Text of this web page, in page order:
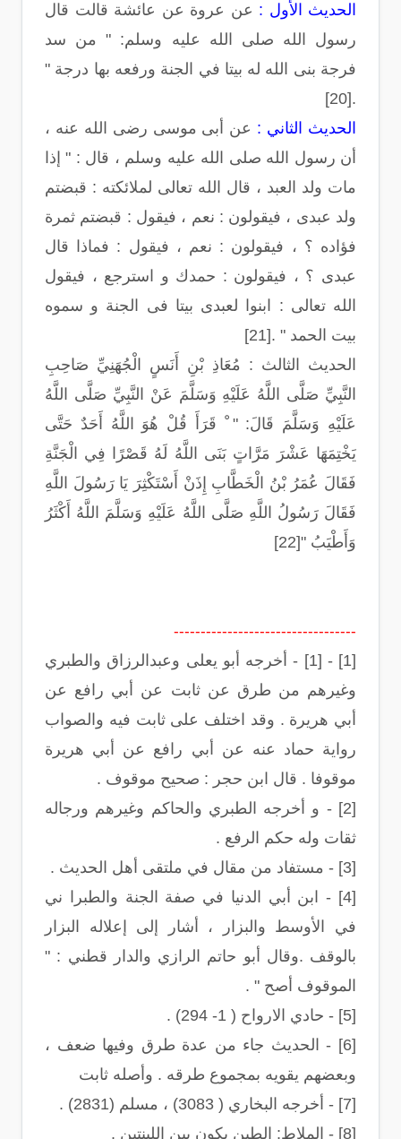
الحديث الأول : عن عروة عن عائشة قالت قال
رسول الله صلى الله عليه وسلم: " من سد
فرجة بنى الله له بيتا في الجنة ورفعه بها درجة "
.[20]
الحديث الثاني : عن أبى موسى رضى الله عنه ،
أن رسول الله صلى الله عليه وسلم ، قال : " إذا
مات ولد العبد ، قال الله تعالى لملائكته : قبضتم
ولد عبدى ، فيقولون : نعم ، فيقول : قبضتم ثمرة
فؤاده ؟ ، فيقولون : نعم ، فيقول : فماذا قال
عبدى ؟ ، فيقولون : حمدك و استرجع ، فيقول
الله تعالى : ابنوا لعبدى بيتا فى الجنة و سموه
بيت الحمد " .[21]
الحديث الثالث : مُعَاذِ بْنِ أَنَسٍ الْجُهَنِيِّ صَاحِبِ
النَّبِيِّ صَلَّى اللَّهُ عَلَيْهِ وَسَلَّمَ عَنْ النَّبِيِّ صَلَّى اللَّهُ
عَلَيْهِ وَسَلَّمَ قَالَ: " ْ قَرَأَ قُلْ هُوَ اللَّهُ أَحَدٌ حَتَّى
يَخْتِمَهَا عَشْرَ مَرَّاتٍ بَنَى اللَّهُ لَهُ قَصْرًا فِي الْجَنَّةِ
فَقَالَ عُمَرُ بْنُ الْخَطَّابِ إِذَنْ أَسْتَكْثِرَ يَا رَسُولَ اللَّهِ
فَقَالَ رَسُولُ اللَّهِ صَلَّى اللَّهُ عَلَيْهِ وَسَلَّمَ اللَّهُ أَكْثَرُ
وَأَطْيَبُ "[22]
----------------------------------
[1] - [1] - أخرجه أبو يعلى وعبدالرزاق والطبري
وغيرهم من طرق عن ثابت عن أبي رافع عن
أبي هريرة . وقد اختلف على ثابت فيه والصواب
رواية حماد عنه عن أبي رافع عن أبي هريرة
موقوفا . قال ابن حجر : صحيح موقوف .
[2] - و أخرجه الطبري والحاكم وغيرهم ورجاله
ثقات وله حكم الرفع .
[3] - مستفاد من مقال في ملتقى أهل الحديث .
[4] - ابن أبي الدنيا في صفة الجنة والطبرا ني
في الأوسط والبزار ، أشار إلى إعلاله البزار
بالوقف .وقال أبو حاتم الرازي والدار قطني : "
الموقوف أصح " .
[5] - حادي الارواح ( 1- 294) .
[6] - الحديث جاء من عدة طرق وفيها ضعف ،
وبعضهم يقويه بمجموع طرقه . وأصله ثابت
[7] - أخرجه البخاري ( 3083) ، مسلم (2831) .
[8] - الملاط: الطين يكون بين اللبنتين .